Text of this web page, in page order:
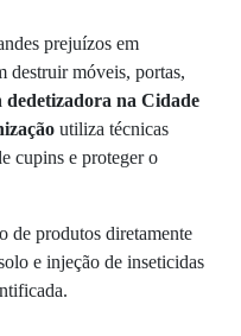
prejuízos em
destruir móveis, portas,
dedetizadora na Cidade
utiliza técnicas
cupins e proteger o
de produtos diretamente
e injeção de inseticidas